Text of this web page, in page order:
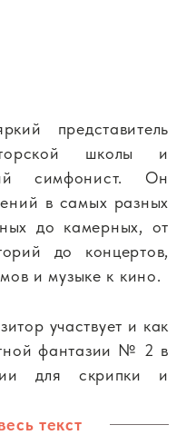
представитель
школы и
симфонист. Он
в самых разных
до камерных, от
до концертов,
и музыке к кино.
участвует и как
фантазии № 2 в
для скрипки и
скрипке играет
текст